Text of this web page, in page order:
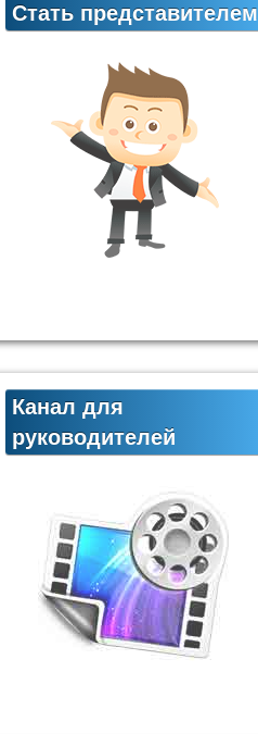
Стать представителем
Канал для
руководителей